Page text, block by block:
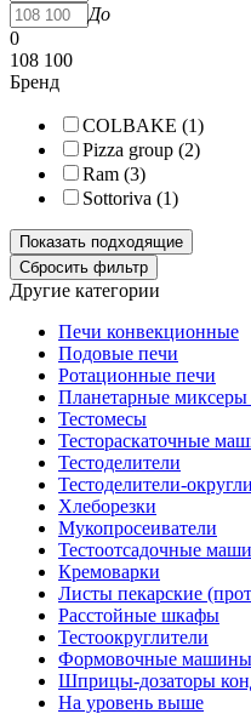
До
0
108 100
Бренд
COLBAKE (1)
Pizza group (2)
Ram (3)
Sottoriva (1)
Другие категории
Печи конвекционные
Подовые печи
Ротационные печи
Планетарные
Тестомесы
Тестораскаточные
Тестоделители
Тестоделители-
Хлеборезки
Мукопросеиватели
Тестоотсадочные
Кремоварки
Листы пекарские
Расстойные шкафы
Тестоокруглители
Формовочные машины
Шприцы-дозаторы
На уровень выше